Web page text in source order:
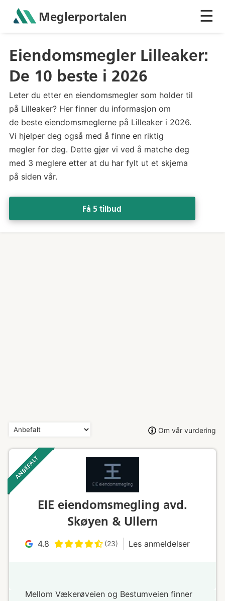
Meglerportalen ☰
Eiendomsmegler Lilleaker:
De 10 beste i 2026
Leter du etter en eiendomsmegler som holder til
på Lilleaker? Her finner du informasjon om
de beste eiendomsmeglerne på Lilleaker i 2026.
Vi hjelper deg også med å finne en riktig
megler for deg. Dette gjør vi ved å matche deg
med 3 meglere etter at du har fylt ut et skjema
på siden vår.
Få 5 tilbud
Om vår vurdering
ANBEFALT ‎ ‎ ‎
EIE eiendomsmegling avd.
Skøyen & Ullern
4.8 (23) Les anmeldelser
Mellom Vækerøveien og Bestumveien finner